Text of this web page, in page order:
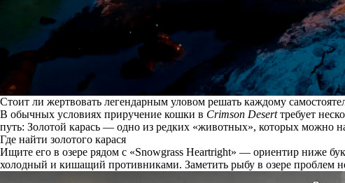
Стоит ли жертвовать легендарным уловом решать каждому
В обычных условиях приручение кошки в Crimson Desertтребует
путь: Золотой карась — одно из редких «животных», которых можно
Где найти золотого карася
Ищите его в озере рядом с «Snowgrass Heartright» — ориентир ниже
холодный и кишащий противниками. Заметить рыбу в озере проблем